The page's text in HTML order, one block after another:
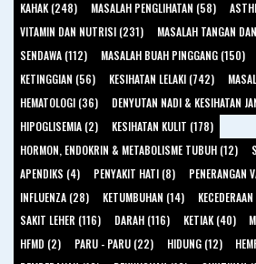
KAHAK (248)
MASALAH PENGLIHATAN (58)
VITAMIN DAN NUTRISI (231)
MASALAH TANGAN
SENDAWA (112)
MASALAH BUAH PINGGANG (150)
KETINGGIAN (56)
KESIHATAN LELAKI (742)
HEMATOLOGI (36)
DENYUTAN NADI & KESIHATAN
HIPOGLISEMIA (2)
KESIHATAN KULIT (178)
HORMON, ENDOKRIN & METABOLISME TUBUH (12)
APENDIKS (4)
PENYAKIT HATI (8) PENERANGAN
INFLUENZA (28)
KETUMBUHAN (14)
SAKIT LEHER (116)
DARAH (116) KETIAK (40)
HFMD (2)
PARU - PARU (22) HIDUNG (12)